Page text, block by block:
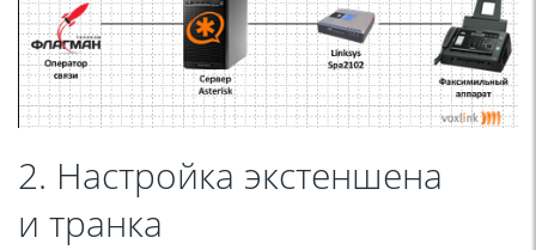
2. Настройка экстеншена
и транка